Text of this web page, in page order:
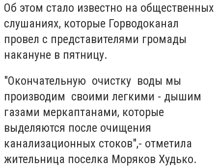
Об этом стало известно на общественных
слушаниях, которые Горводоканал
провел с представителями громады
накануне в пятницу.
"Окончательную очистку воды мы
производим своими легкими - дышим
газами меркаптанами, которые
выделяются после очищения
канализационных стоков",- отметила
жительница поселка Моряков Худько.